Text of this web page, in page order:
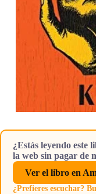
¿Estás leyendo
la web sin pagar de
Ver el libro en
¿Prefieres escuchar?